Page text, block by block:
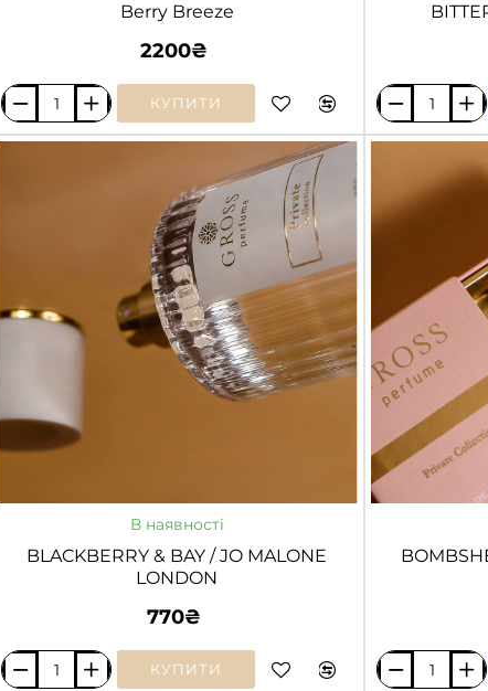
Berry Breeze
2200₴
Berry
Breeze
КУПИТИ
BITTER
PEACH
FORD
В наявності
BLACKBERRY & BAY / JO MALONE
LONDON
770₴
BLACKBERRY
КУПИТИ
BOMBSHELL